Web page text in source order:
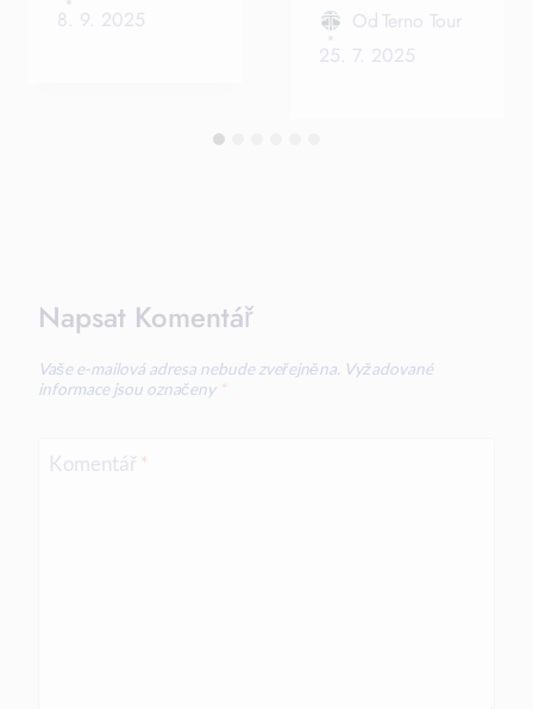
8. 9. 2025
Od Terno Tour
25. 7. 2025
Napsat Komentář
Vaše e-mailová adresa nebude zveřejněna. Vyžadované
informace jsou označeny *
Komentář *